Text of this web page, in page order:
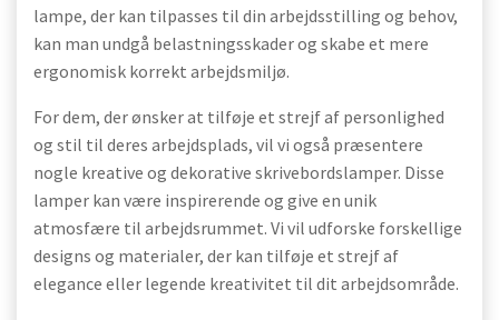
lampe, der kan tilpasses til din arbejdsstilling og behov,
kan man undgå belastningsskader og skabe et mere
ergonomisk korrekt arbejdsmiljø.
For dem, der ønsker at tilføje et strejf af personlighed
og stil til deres arbejdsplads, vil vi også præsentere
nogle kreative og dekorative skrivebordslamper. Disse
lamper kan være inspirerende og give en unik
atmosfære til arbejdsrummet. Vi vil udforske forskellige
designs og materialer, der kan tilføje et strejf af
elegance eller legende kreativitet til dit arbejdsområde.